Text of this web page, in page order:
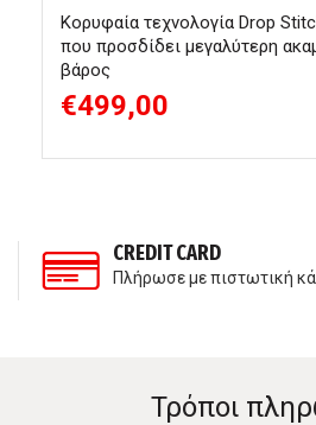
Κορυφαία τεχνολογία Drop
που προσδίδει μεγαλύτερη
βάρος
€499,00
CREDIT CARD
Πλήρωσε με πιστωτική
Τρόποι